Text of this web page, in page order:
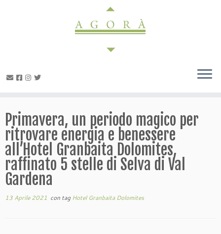
Primavera, un periodo magico per
ritrovare energia e benessere
all’Hotel Granbaita Dolomites,
raffinato 5 stelle di Selva di Val
Gardena
13 Aprile 2021 con tagHotel Granbaita Dolomites